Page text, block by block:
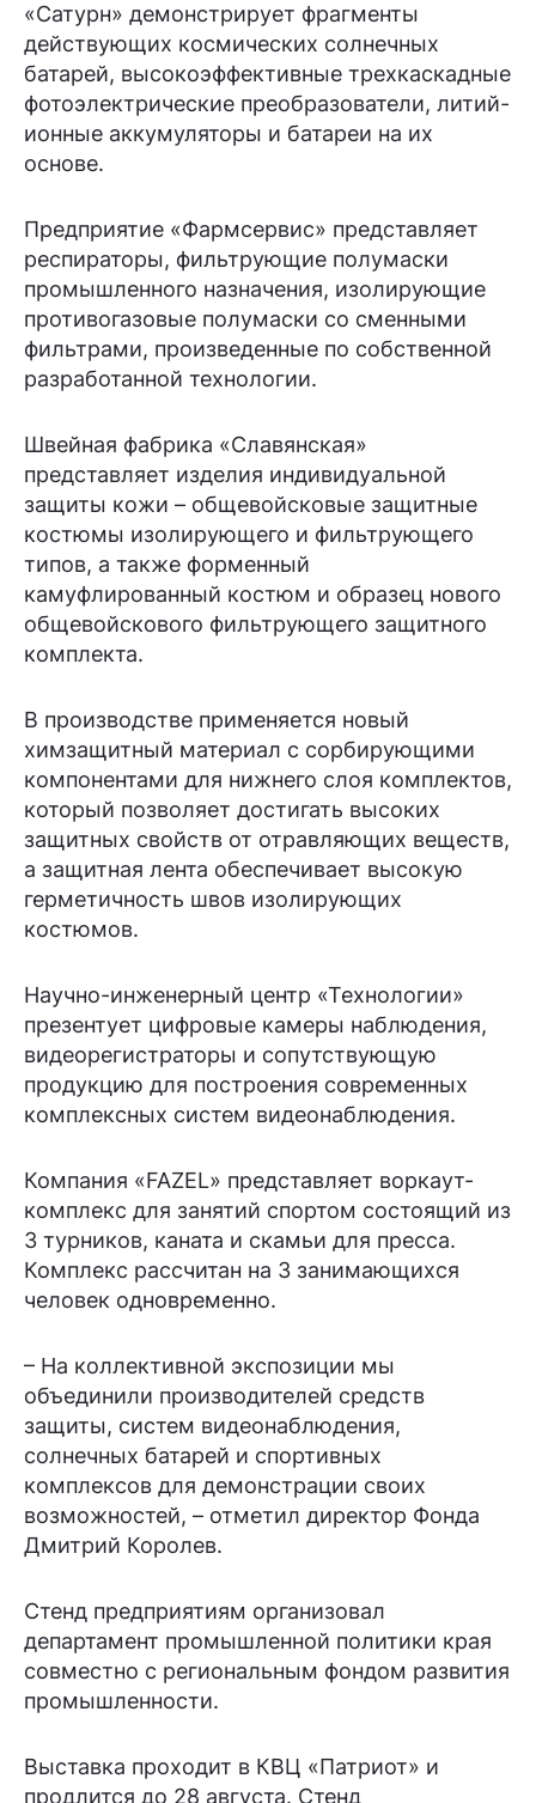
«Сатурн» демонстрирует фрагменты
действующих космических солнечных
батарей, высокоэффективные трехкаскадные
фотоэлектрические преобразователи, литий-
ионные аккумуляторы и батареи на их
основе.
Предприятие «Фармсервис» представляет
респираторы, фильтрующие полумаски
промышленного назначения, изолирующие
противогазовые полумаски со сменными
фильтрами, произведенные по собственной
разработанной технологии.
Швейная фабрика «Славянская»
представляет изделия индивидуальной
защиты кожи – общевойсковые защитные
костюмы изолирующего и фильтрующего
типов, а также форменный
камуфлированный костюм и образец нового
общевойскового фильтрующего защитного
комплекта.
В производстве применяется новый
химзащитный материал с сорбирующими
компонентами для нижнего слоя комплектов,
который позволяет достигать высоких
защитных свойств от отравляющих веществ,
а защитная лента обеспечивает высокую
герметичность швов изолирующих
костюмов.
Научно-инженерный центр «Технологии»
презентует цифровые камеры наблюдения,
видеорегистраторы и сопутствующую
продукцию для построения современных
комплексных систем видеонаблюдения.
Компания «FAZEL» представляет воркаут-
комплекс для занятий спортом состоящий из
3 турников, каната и скамьи для пресса.
Комплекс рассчитан на 3 занимающихся
человек одновременно.
– На коллективной экспозиции мы
объединили производителей средств
защиты, систем видеонаблюдения,
солнечных батарей и спортивных
комплексов для демонстрации своих
возможностей, – отметил директор Фонда
Дмитрий Королев.
Стенд предприятиям организовал
департамент промышленной политики края
совместно с региональным фондом развития
промышленности.
Выставка проходит в КВЦ «Патриот» и
продлится до 28 августа. Стенд